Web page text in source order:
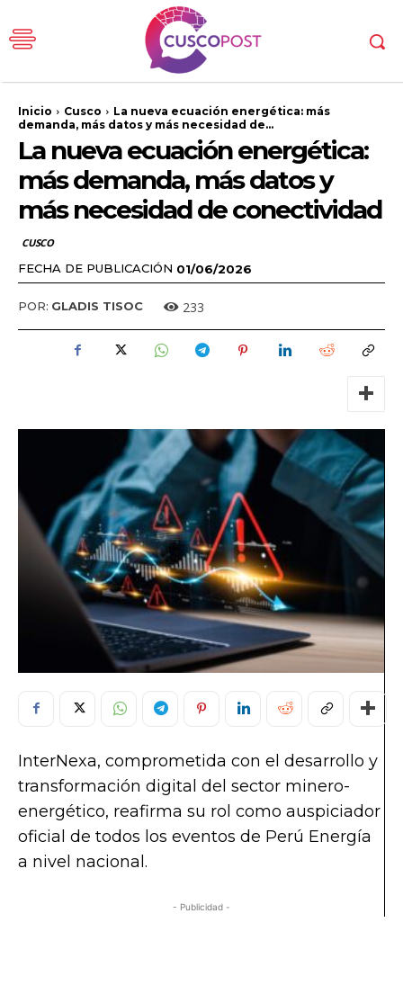
Inicio Cusco
La nueva ecuación energética: más
demanda, más datos y más necesidad de...
La nueva ecuación energética:
más demanda, más datos y
más necesidad de conectividad
CUSCO
FECHA DE PUBLICACIÓN 01/06/2026
POR: GLADIS TISOC 233
InterNexa, comprometida con el desarrollo y
transformación digital del sector minero-
energético, reafirma su rol como auspiciador
oficial de todos los eventos de Perú Energía
a nivel nacional.
- Publicidad -